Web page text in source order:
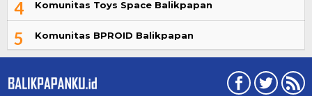
4 Komunitas Toys Space Balikpapan
5 Komunitas BPROID Balikpapan